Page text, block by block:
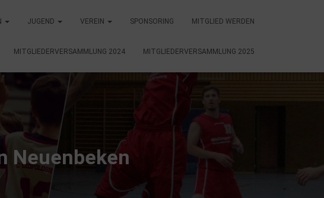
JUGEND VEREIN SPONSORING MITGLIED WERDEN
MITGLIEDERVERSAMMLUNG 2024 MITGLIEDERVERSAMMLUNG 2025
Neuenbeken